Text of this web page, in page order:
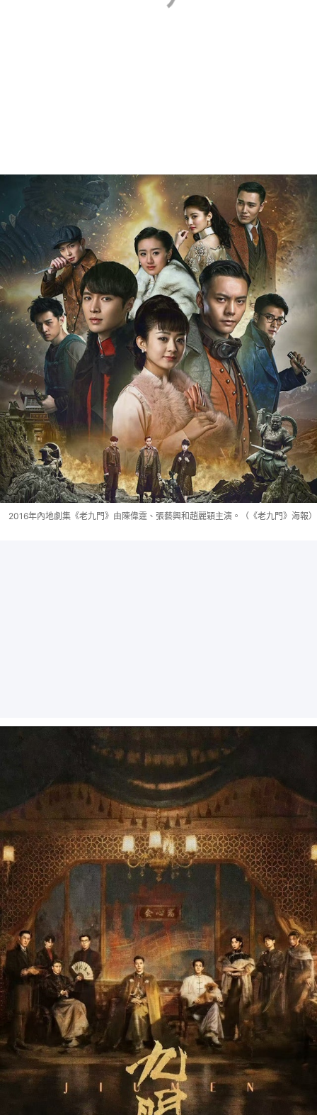
2016年內地劇集《老九門》由陳偉霆、張藝興和趙麗穎主演。（《老九門》海報）